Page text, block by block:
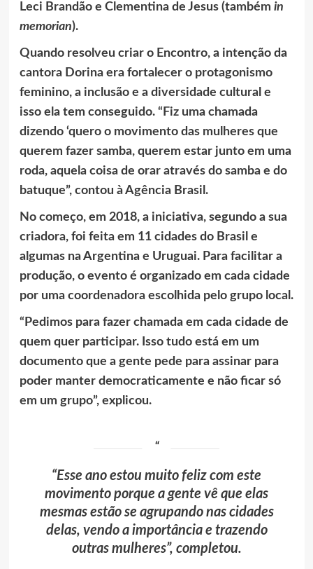
Leci Brandão e Clementina de Jesus (também in
memorian).
Quando resolveu criar o Encontro, a intenção da
cantora Dorina era fortalecer o protagonismo
feminino, a inclusão e a diversidade cultural e
isso ela tem conseguido. “Fiz uma chamada
dizendo ‘quero o movimento das mulheres que
querem fazer samba, querem estar junto em uma
roda, aquela coisa de orar através do samba e do
batuque”, contou à Agência Brasil.
No começo, em 2018, a iniciativa, segundo a sua
criadora, foi feita em 11 cidades do Brasil e
algumas na Argentina e Uruguai. Para facilitar a
produção, o evento é organizado em cada cidade
por uma coordenadora escolhida pelo grupo local.
“Pedimos para fazer chamada em cada cidade de
quem quer participar. Isso tudo está em um
documento que a gente pede para assinar para
poder manter democraticamente e não ficar só
em um grupo”, explicou.
“Esse ano estou muito feliz com este
movimento porque a gente vê que elas
mesmas estão se agrupando nas cidades
delas, vendo a importância e trazendo
outras mulheres”, completou.